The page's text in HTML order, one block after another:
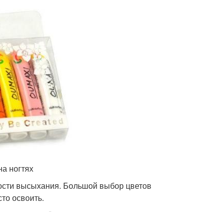
ногтях
высыхания. Большой выбор цветов
освоить.